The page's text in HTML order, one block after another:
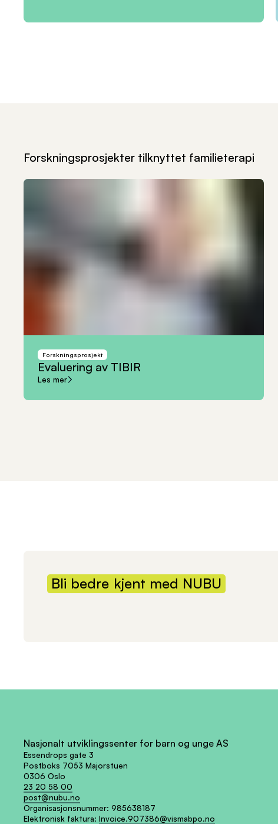
Forskningsprosjekter tilknyttet familieterapi
Forskningsprosjekt
Evaluering av TIBIR
Les mer
Bli bedre kjent med NUBU
Nasjonalt utviklingssenter for barn og unge AS
Essendrops gate 3
Postboks 7053 Majorstuen
0306 Oslo
23 20 58 00
post@nubu.no
Organisasjonsnummer: 985638187
Elektronisk faktura: Invoice.907386@vismabpo.no